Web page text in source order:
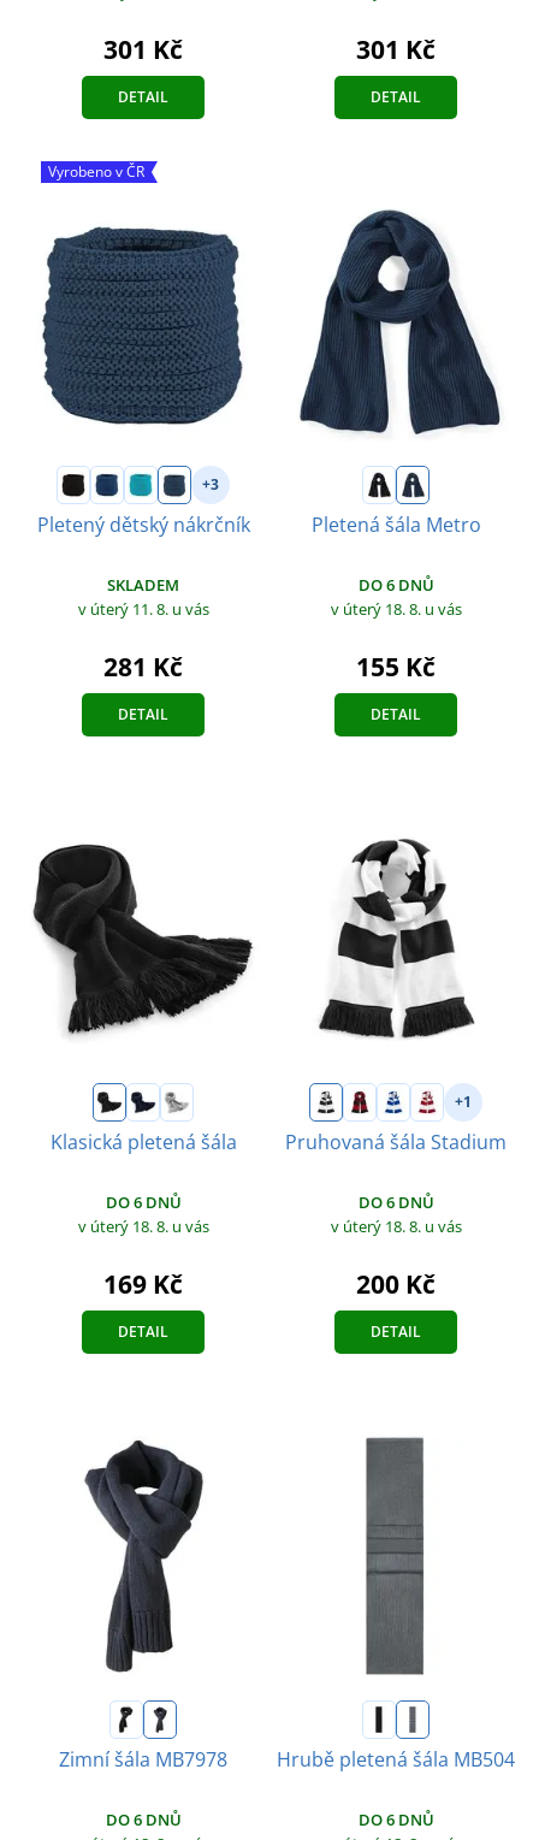
301 Kč
DETAIL
301 Kč
DETAIL
Vyrobeno v ČR
+3
Pletený dětský nákrčník
SKLADEM
v úterý 11. 8. u vás
281 Kč
DETAIL
Pletená šála Metro
DO 6 DNŮ
v úterý 18. 8. u vás
155 Kč
DETAIL
Klasická pletená šála
DO 6 DNŮ
v úterý 18. 8. u vás
169 Kč
DETAIL
+1
Pruhovaná šála Stadium
DO 6 DNŮ
v úterý 18. 8. u vás
200 Kč
DETAIL
Zimní šála MB7978
DO 6 DNŮ
Hrubě pletená šála MB504
DO 6 DNŮ